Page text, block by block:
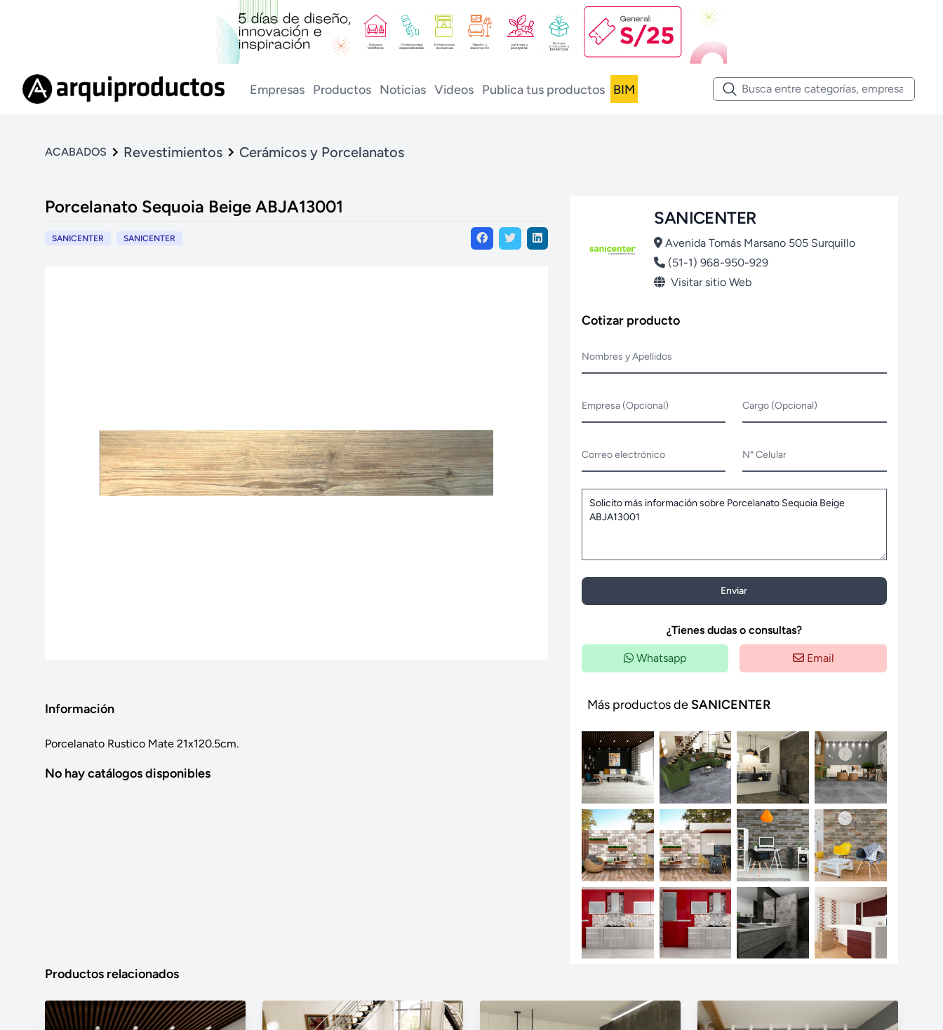
Empresas Productos Noticias Videos Publica tus productos BIM
ACABADOS Revestimientos Cerámicos y Porcelanatos
Porcelanato Sequoia Beige ABJA13001
SANICENTER SANICENTER
Información
Porcelanato Rustico Mate 21x120.5cm.
No hay catálogos disponibles
SANICENTER
Avenida Tomás Marsano 505 Surquillo
(51-1) 968-950-929
Visitar sitio Web
Cotizar producto
Nombres y Apellidos
Empresa (Opcional) Cargo (Opcional)
Correo electrónico N° Celular
Enviar
¿Tienes dudas o consultas?
Whatsapp Email
Más productos de SANICENTER
Productos relacionados